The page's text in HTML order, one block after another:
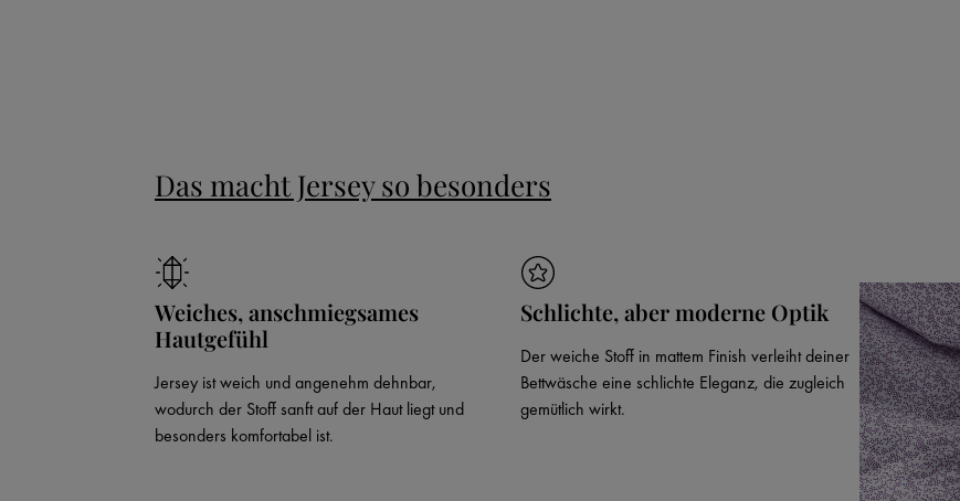
Das macht Jersey so besonders
Weiches, anschmiegsames
Hautgefühl
Jersey ist weich und angenehm dehnbar,
wodurch der Stoff sanft auf der Haut liegt und
besonders komfortabel ist.
Schlichte, aber moderne Optik
Der weiche Stoff in mattem Finish verleiht deiner
Bettwäsche eine schlichte Eleganz, die zugleich
gemütlich wirkt.